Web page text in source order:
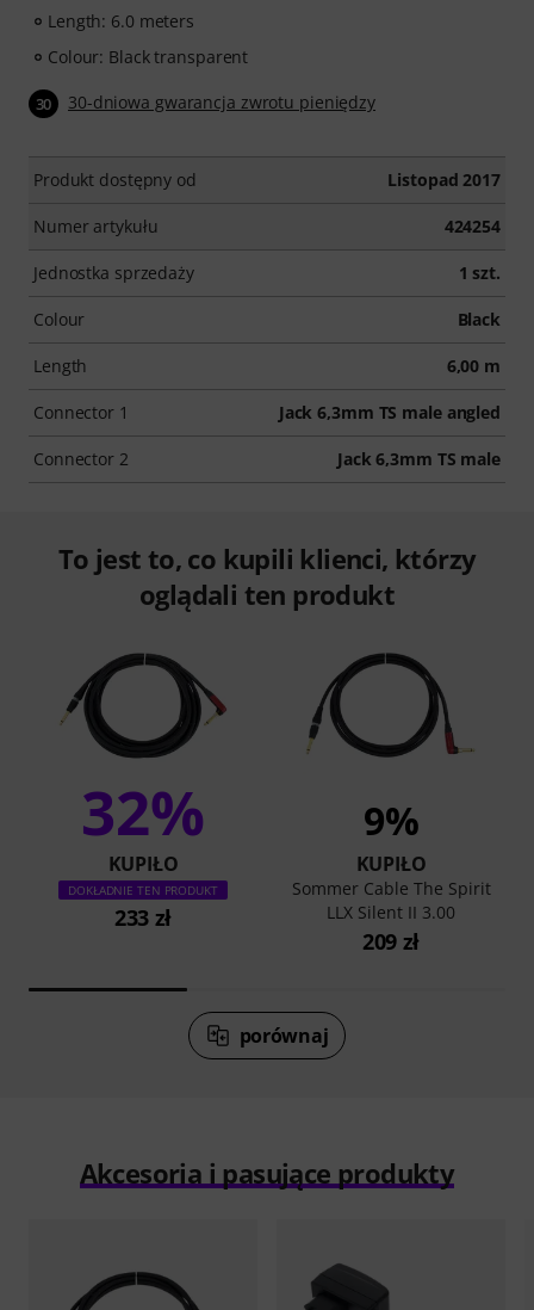
Length: 6.0 meters
Colour: Black transparent
30 30-dniowa gwarancja zwrotu pieniędzy
Produkt dostępny od Listopad 2017
Numer artykułu 424254
Jednostka sprzedaży 1 szt.
Colour Black
Length 6,00 m
Connector 1 Jack 6,3mm TS male angled
Connector 2 Jack 6,3mm TS male
To jest to, co kupili klienci, którzy
oglądali ten produkt
32%
KUPIŁO
DOKŁADNIE TEN PRODUKT
233 zł
9%
KUPIŁO
Sommer Cable The Spirit
LLX Silent II 3.00
209 zł
porównaj
Akcesoria i pasujące produkty